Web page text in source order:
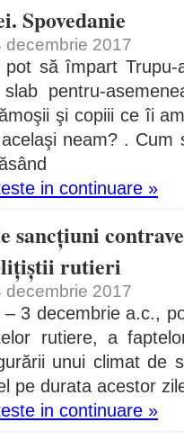
Spovedanie
decembrie 2017
pot să împart
pentru-
şi copiii ce îi
neam? . Cum
in continuare »
sancțiuni
rutieri
decembrie 2017
3 decembrie a.c.,
rutiere, a
unui climat de
pe durata acestor
in continuare »